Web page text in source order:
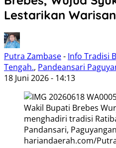
Lestarikan
Putra Zambase- Info Tradisi
Tengah., Pandeansari
18 Juni 2026 - 14:13
Wakil Bupati Brebes
menghadiri tradisi
Pandansari,
hariandaerah.com/